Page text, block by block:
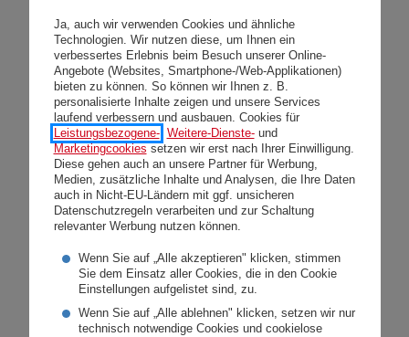
Ja, auch wir verwenden Cookies und ähnliche
Technologien. Wir nutzen diese, um Ihnen ein
verbessertes Erlebnis beim Besuch unserer Online-
Angebote (Websites, Smartphone-/Web-Applikationen)
bieten zu können. So können wir Ihnen z. B.
personalisierte Inhalte zeigen und unsere Services
laufend verbessern und ausbauen. Cookies für
Leistungsbezogene-, Weitere-Dienste-und
Marketingcookies setzen wir erst nach Ihrer Einwilligung.
Diese gehen auch an unsere Partner für Werbung,
Medien, zusätzliche Inhalte und Analysen, die Ihre Daten
auch in Nicht-EU-Ländern mit ggf. unsicheren
Datenschutzregeln verarbeiten und zur Schaltung
relevanter Werbung nutzen können.
Wenn Sie auf „Alle akzeptieren" klicken, stimmen
Sie dem Einsatz aller Cookies, die in den Cookie
Einstellungen aufgelistet sind, zu.
Wenn Sie auf „Alle ablehnen" klicken, setzen wir nur
technisch notwendige Cookies und cookielose
Peter Thirring Auftrag und zugleich Ansporn
für die Zukunft: „Der Einser freut mich
natürlich, aber stolz macht mich vor allem die
starke Verbesserung im Vergleich zum
Vorjahr. Das Ergebnis zeigt, dass unsere
Maßnahmen zur Erhöhung der
Kundenzufriedenheit Früchte tragen. Die
Zufriedenheit bei der Schadensabwicklung
ist die Benchmark, die wir uns künftig auch
für andere Bereiche setzen werden.“